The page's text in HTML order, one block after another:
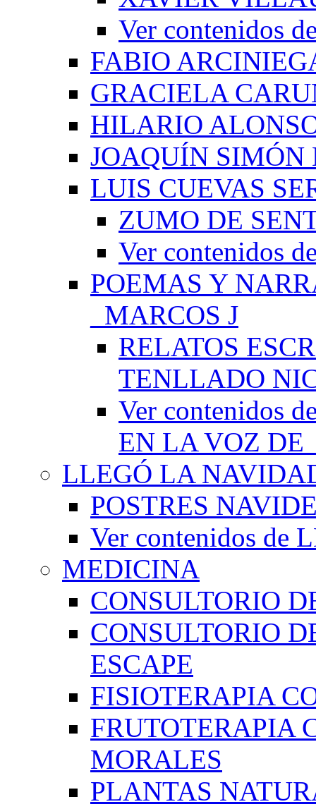
Ver contenidos
FABIO
GRACIELA
HILARIO
JOAQUÍN SIMÓN
LUIS CUEVAS
ZUMO DE
Ver contenidos
POEMAS Y
_MARCOS J
RELATOS
TENLLADO
Ver contenidos
EN LA VOZ DE
LLEGÓ LA
POSTRES
Ver contenidos de
MEDICINA
CONSULTORIO
CONSULTORIO
ESCAPE
FISIOTERAPIA
FRUTOTERAPIA
MORALES
PLANTAS